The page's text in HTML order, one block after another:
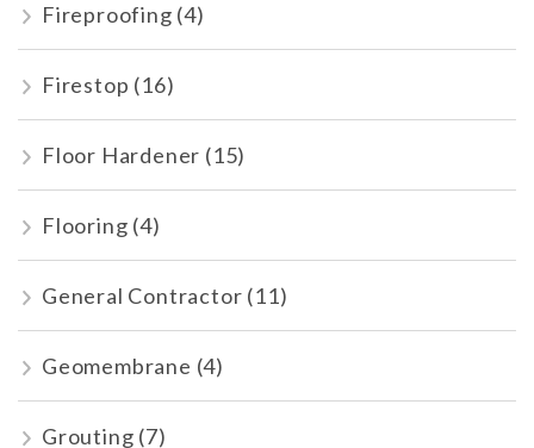
Fireproofing (4)
Firestop (16)
Floor Hardener (15)
Flooring (4)
General Contractor (11)
Geomembrane (4)
Grouting (7)